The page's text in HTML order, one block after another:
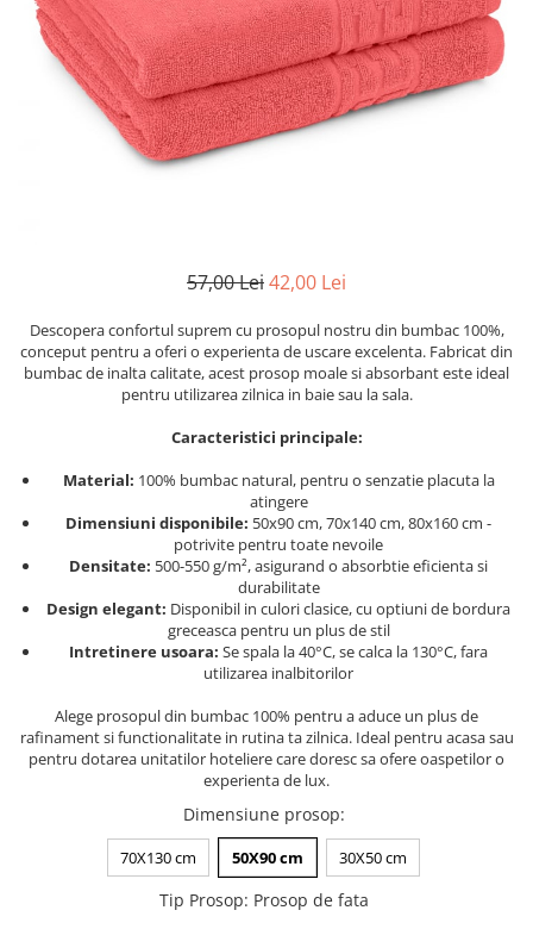
Cearceaf cu elastic
Cearceaf normal
Lenjerii De Pat Creponate
Lenjerii De Pat Bumbac Poplin 2
Lenjerii De Pat Bumbac Poplin,
Lenjerii De Pat Volanase
Lenjerii De Pat, Finet Premium 3D,
2 Persoane
Lenjerii De Pat Jacquard
Lenjerii De Pat Catifea
Artificiala De Iepure, 6 Piese, 2
Set Lenjerie Pat Blanita Iepure, 6
Lenjerii De Pat Premium Collection
Set Lenjerie De Pat, 7 Piese, Cu
Pilota / Cuvertura Inclusa
Set Lenjerie De Pat Jacquard Regal,
11 Piese, Cuvertura Inclusa
Lenjerii Damasc Egiptean King Size
Lenjerii De Pat, Finet Premium, 1
Lenjerii De Pat Damasc 1 Persoana
Lenjerii De Pat, Imprimeu 3D, 1
57,00 Lei42,00 Lei
Descopera confortul suprem cu prosopul nostru din bumbac 100%,
conceput pentru a oferi o experienta de uscare excelenta. Fabricat din
bumbac de inalta calitate, acest prosop moale si absorbant este ideal
pentru utilizarea zilnica in baie sau la sala.
Caracteristici principale:
Material: 100% bumbac natural, pentru o senzatie placuta la
atingere
Dimensiuni disponibile: 50x90 cm, 70x140 cm, 80x160 cm -
potrivite pentru toate nevoile
Densitate: 500-550 g/m², asigurand o absorbtie eficienta si
durabilitate
Design elegant: Disponibil in culori clasice, cu optiuni de bordura
greceasca pentru un plus de stil
Intretinere usoara: Se spala la 40°C, se calca la 130°C, fara
utilizarea inalbitorilor
Alege prosopul din bumbac 100% pentru a aduce un plus de
rafinament si functionalitate in rutina ta zilnica. Ideal pentru acasa sau
pentru dotarea unitatilor hoteliere care doresc sa ofere oaspetilor o
experienta de lux.
Dimensiune prosop:
70X130 cm 50X90 cm 30X50 cm
Tip Prosop: Prosop de fata